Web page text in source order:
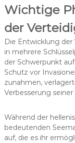
Wichtige
der
Die Entwicklung
in mehrere
der Schwerpunkt
Schutz vor
zunahmen,
Verbesserung
Während der
bedeutenden
auf, die es ihr